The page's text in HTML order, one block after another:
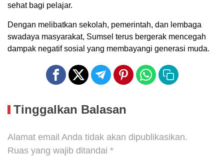
sehat bagi pelajar.
Dengan melibatkan sekolah, pemerintah, dan lembaga
swadaya masyarakat, Sumsel terus bergerak mencegah
dampak negatif sosial yang membayangi generasi muda.
Tinggalkan Balasan
Alamat email Anda tidak akan dipublikasikan.
Ruas yang wajib ditandai *